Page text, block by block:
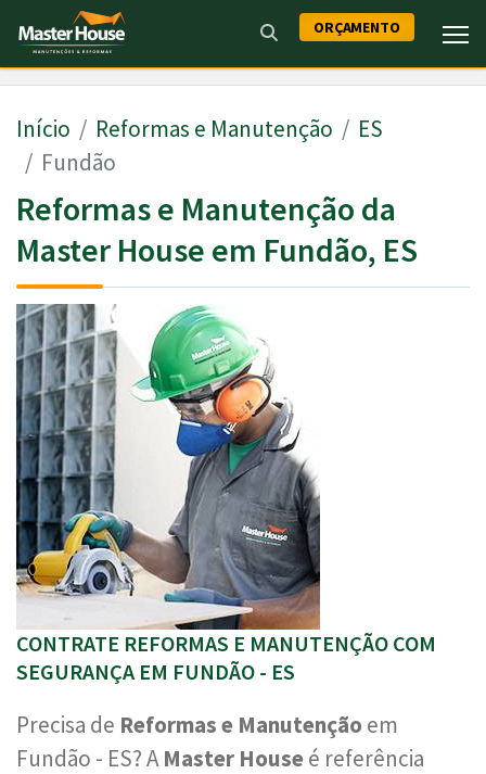
ORÇAMENTO
Início Reformas e Manutenção
ES
Fundão
Reformas e Manutenção da
Master House em Fundão, ES
CONTRATE REFORMAS E MANUTENÇÃO COM
SEGURANÇA EM FUNDÃO - ES
Precisa de Reformas e Manutenção em
Fundão - ES? AMaster House é referência